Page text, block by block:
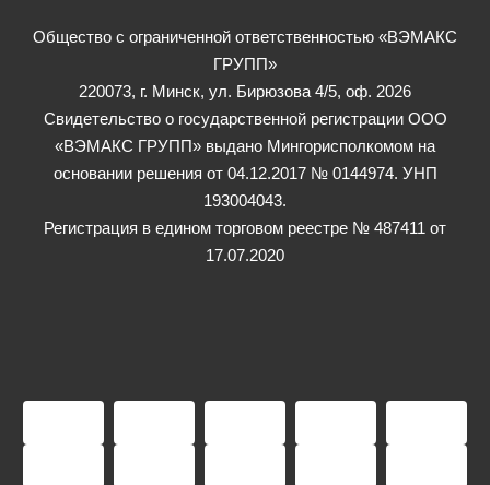
Общество с ограниченной ответственностью «ВЭМАКС
ГРУПП»
220073, г. Минск, ул. Бирюзова 4/5, оф. 2026
Свидетельство о государственной регистрации ООО
«ВЭМАКС ГРУПП» выдано Мингорисполкомом на
основании решения от 04.12.2017 № 0144974. УНП
193004043.
Регистрация в едином торговом реестре № 487411 от
17.07.2020